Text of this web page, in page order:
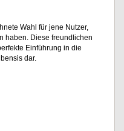
Wahl für jene Nutzer,
haben. Diese freundlichen
Einführung in die
dar.